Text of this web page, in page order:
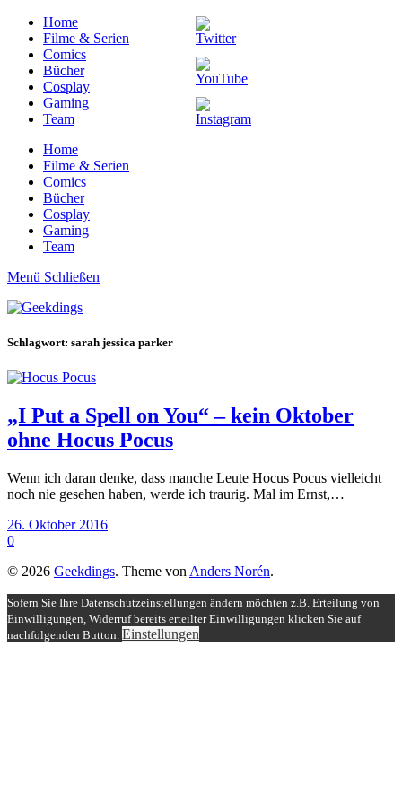
Home
Filme & Serien
Comics
Bücher
Cosplay
Gaming
Team
Home
Filme & Serien
Comics
Bücher
Cosplay
Gaming
Team
Menü Schließen
Schlagwort: sarah jessica parker
„I Put a Spell on You“ – kein Oktober
ohne Hocus Pocus
Wenn ich daran denke, dass manche Leute Hocus Pocus vielleicht
noch nie gesehen haben, werde ich traurig. Mal im Ernst,…
26. Oktober 2016
0
© 2026 Geekdings. Theme von Anders Norén.
Sofern Sie Ihre Datenschutzeinstellungen ändern möchten z.B. Erteilung von
Einwilligungen, Widerruf bereits erteilter Einwilligungen klicken Sie auf
nachfolgenden Button. Einstellungen